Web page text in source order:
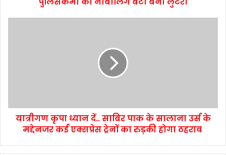
यात्रीगण कृपा ध्यान दें.. साबिर पाक के सालाना उर्स के
मद्देनजर कई एक्सप्रेस ट्रेनों का रुड़की होगा ठहराव